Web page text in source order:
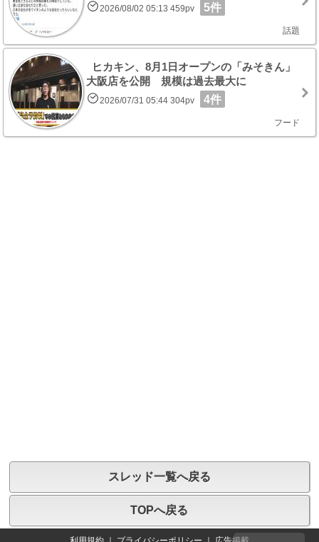
2026/08/02 05:13 459pv 5件
話題
ヒカキン、8月1日オープンの「みそきん」
大阪店を公開 規模は過去最大に
2026/07/31 05:44 304pv 4件
フード
スレッド一覧へ戻る
TOPへ戻る